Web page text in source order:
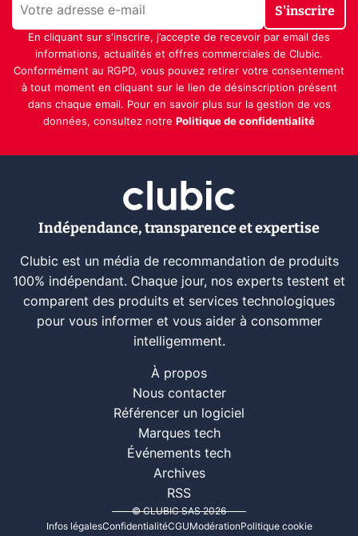
S'inscrire
En cliquant sur s'inscrire, j’accepte de recevoir par email des
informations, actualités et offres commerciales de Clubic.
Conformément au RGPD, vous pouvez retirer votre consentement
à tout moment en cliquant sur le lien de désinscription présent
dans chaque email. Pour en savoir plus sur la gestion de vos
données, consultez notre Politique de confidentialité
Indépendance, transparence et expertise
Clubic est un média de recommandation de produits
100% indépendant. Chaque jour, nos experts testent et
comparent des produits et services technologiques
pour vous informer et vous aider à consommer
intelligemment.
À propos
Nous contacter
Référencer un logiciel
Marques tech
Événements tech
Archives
RSS
© CLUBIC SAS 2026
Infos légalesConfidentialitéCGUModérationPolitique cookie